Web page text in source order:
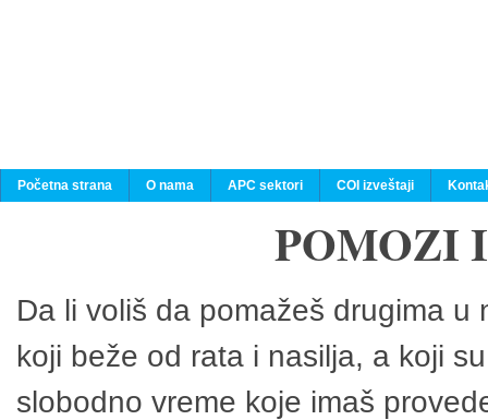
Početna strana O nama APC sektori COI izveštaji
POMOZI
Da li voliš da pomažeš drugima
koji beže od rata i nasilja, a koji
slobodno vreme koje imaš